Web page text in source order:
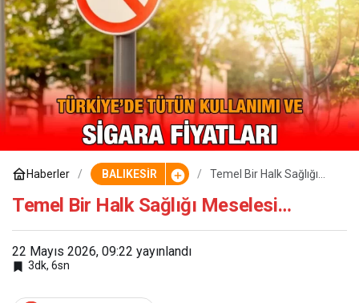
Haberler BALIKESİR
Temel Bir Halk Sağlığı
Temel Bir Halk Sağlığı Meselesi…
22 Mayıs 2026, 09:22 yayınlandı
3dk, 6sn